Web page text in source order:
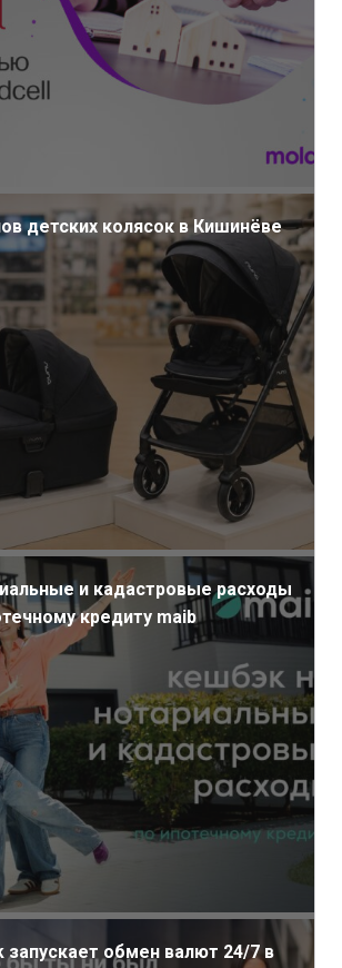
детских колясок в Кишинёве
и кадастровые расходы
кредиту maib
запускает обмен валют 24/7 в